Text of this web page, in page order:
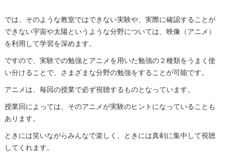
では、そのような教室ではできない実験や、実際に確認することが
できない宇宙や太陽というような分野については、映像（アニメ）
を利用して学習を深めます。
ですので、実験での勉強とアニメを用いた勉強の２種類をうまく使
い分けることで、さまざまな分野の勉強をすることが可能です。
アニメは、毎回の授業で必ず視聴するものとなっています。
授業回によっては、そのアニメが実験のヒントになっていることも
あります。
ときには笑いながらみんなで楽しく、ときには真剣に集中して視聴
してくれます。